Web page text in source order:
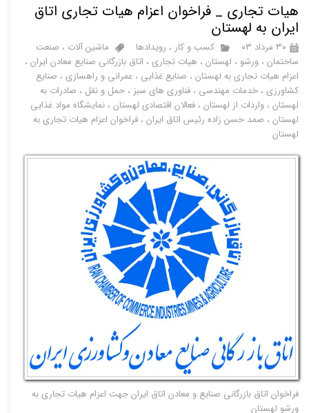
هیات تجاری _ فراخوان اعزام هیات تجاری اتاق
ایران به لهستان
۳۰ مرداد ۰۳ کسب و کار ، رویدادها ماشین آلات ، صنعت
ساختمان ،ورشو ، لهستان ، هیات تجاری ، اتاق بازرگانی صنایع معادن ایران ،
اعزام هیات تجاری به لهستان ، صنایع غذایی ،عمرانی و راهسازی ، صنایع
کشاورزی ،خدمات مهندسی ،فناوری های سبز ،حمل و نقل ، صادرات به
لهستان ،واردات از لهستان ،فعالان اقتصادی لهستان ،نمایشگاه مواد غذایی
لهستان ، صمد حسن زاده رئیس اتاق ایران ،فراخوان اعزام هیات تجاری به
لهستان
فراخوان اتاق بازرگانی صنایع و معادن اتاق ایران جهت اعزام هیات تجاری به
ورشو لهستان